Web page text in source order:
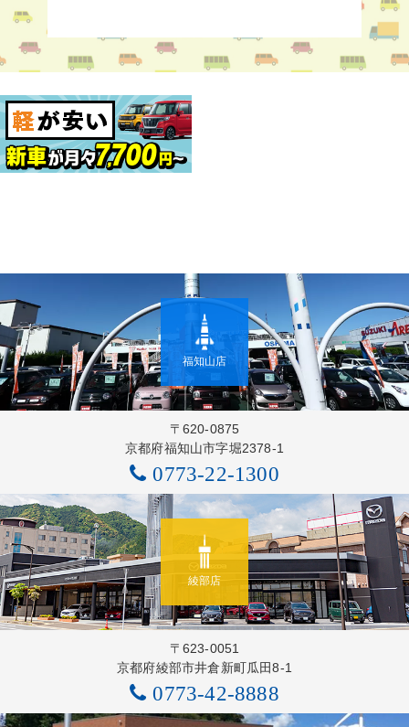
福知山店
〒620-0875
京都府福知山市字堀2378-1
0773-22-1300
綾部店
〒623-0051
京都府綾部市井倉新町瓜田8-1
0773-42-8888